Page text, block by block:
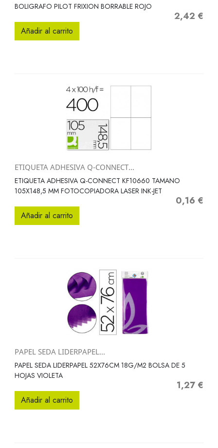
BOLIGRAFO PILOT FRIXION BORRABLE ROJO
Precio
2,42 €
Añadir al carrito
ETIQUETA ADHESIVA Q-CONNECT...
ETIQUETA ADHESIVA Q-CONNECT KF10660 TAMANO
105X148,5 MM FOTOCOPIADORA LASER INK-JET
Precio
0,16 €
Añadir al carrito
PAPEL SEDA LIDERPAPEL...
PAPEL SEDA LIDERPAPEL 52X76CM 18G/M2 BOLSA DE 5
HOJAS VIOLETA
Precio
1,27 €
Añadir al carrito